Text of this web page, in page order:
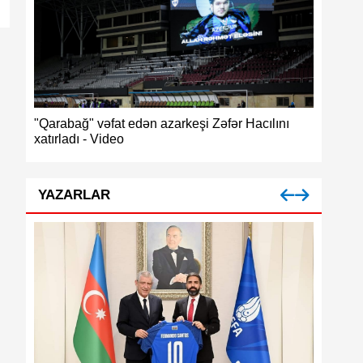
vəfat edən azarkeşi Zəfər Hacılını
- Video
Azərbaycan
YAZARLAR